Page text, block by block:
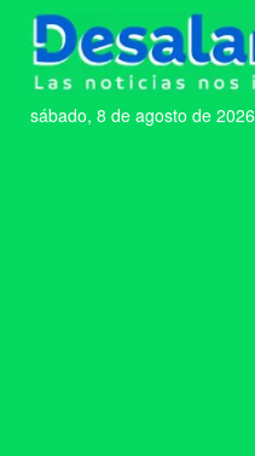
sábado, 8 de agosto de 2026